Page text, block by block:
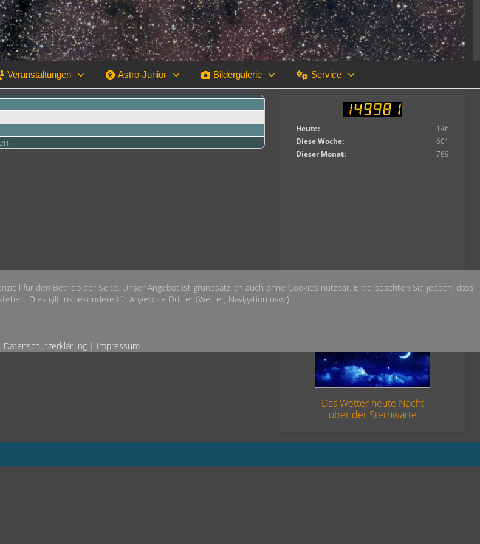
Veranstaltungen Astro-Junior Bildergalerie Service
Heute:
146
Diese Woche:
601
Dieser Monat:
769
Das Wetter heute Nacht
über der Sternwarte
für den Betrieb der Seite. Unser Angebot ist grundsätzlich auch ohne Cookies nutzbar. Bitte beachten Sie jedoch, dass
Dies gilt insbesondere für Angebote Dritter (Wetter, Navigation usw.).
Datenschutzerklärung | Impressum